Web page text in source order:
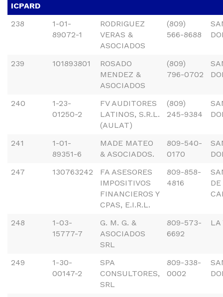
ICPARD
238
1-01-
89072-1
RODRIGUEZ
VERAS &
ASOCIADOS
(809)
566-8688
239 101893801
ROSADO
MENDEZ &
ASOCIADOS
(809)
796-0702
240
1-23-
01250-2
FV AUDITORES
LATINOS, S.R.L.
(AULAT)
(809)
245-9384
241
1-01-
89351-6
MADE MATEO
& ASOCIADOS.
809-540-
0170
247
130763242
FA ASESORES
IMPOSITIVOS
FINANCIEROS Y
CPAS, E.I.R.L.
809-858-
4816
248
1-03-
15777-7
G. M. G. &
ASOCIADOS
SRL
809-573-
6692
LA
249
1-30-
00147-2
SPA
CONSULTORES,
SRL
809-338-
0002